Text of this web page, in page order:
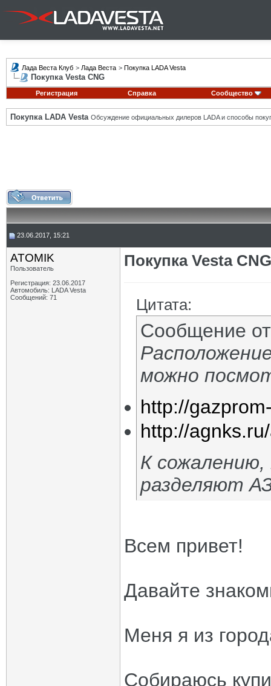
Лада Веста Клуб > Лада Веста > Покупка LADA Vesta
Покупка Vesta CNG
Регистрация Справка Сообщество
Покупка LADA Vesta Обсуждение официальных дилеров LADA и способы
23.06.2017, 15:21
ATOMIK
Пользователь
Регистрация: 23.06.2017
Автомобиль: LADA Vesta
Сообщений: 71
Покупка Vesta CNG
Цитата:
Сообщение
можно
http://
http://
К
разделяют
Всем привет!
Давайте
Меня я из
Собираюсь